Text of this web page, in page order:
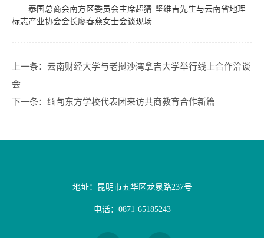
泰国总商会南方区委员会主席超猜·坚维吉先生与云南省地理
标志产业协会会长廖春燕女士会谈现场
上一条： 云南财经大学与老挝沙湾拿吉大学举行线上合作洽谈
会
下一条： 缅甸东方学校代表团来访共商教育合作新篇
地址：昆明市五华区龙泉路237号
电话：0871-65185243